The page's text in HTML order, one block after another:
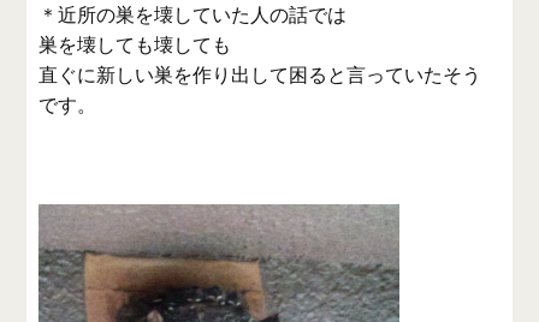
＊近所の巣を壊していた人の話では
巣を壊しても壊しても
直ぐに新しい巣を作り出して困ると言っていたそう
です。